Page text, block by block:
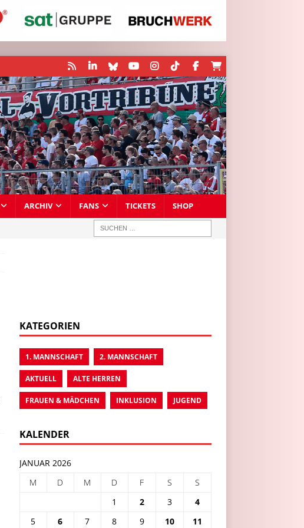
ARCHIV FANS TICKETS SHOP
KATEGORIEN
1. MANNSCHAFT 2. MANNSCHAFT
AKTUELL ALTE HERREN
FRAUEN & MÄDCHEN INKLUSION JUGEND
KALENDER
JANUAR 2026
M
D M D F S
S
1
2 3
4
5
6 7 8 9 10 11